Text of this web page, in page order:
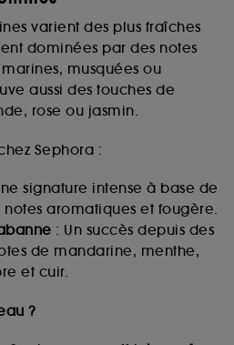
varient des plus fraîches
dominées par des notes
musquées ou
aussi des touches de
rose ou jasmin.
Sephora :
signature intense à base de
aromatiques et fougère.
: Un succès depuis des
de mandarine, menthe,
et cuir.
?